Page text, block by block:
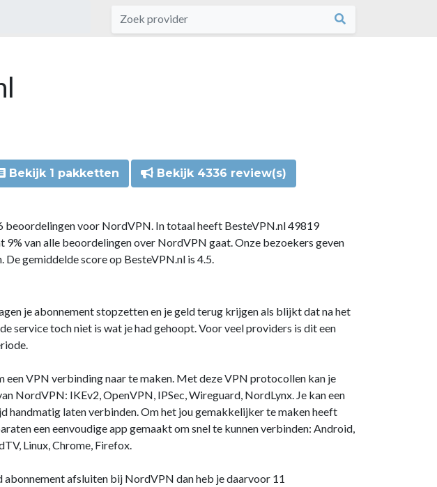
Bekijk 1 pakketten Bekijk 4336 review(s)
beoordelingen voor NordVPN. In totaal heeft BesteVPN.nl 49819
van alle beoordelingen over NordVPN gaat. Onze bezoekers geven
gemiddelde score op BesteVPN.nl is 4.5.
je abonnement stopzetten en je geld terug krijgen als blijkt dat na het
service toch niet is wat je had gehoopt. Voor veel providers is dit een
VPN verbinding naar te maken. Met deze VPN protocollen kan je
NordVPN: IKEv2, OpenVPN, IPSec, Wireguard, NordLynx. Je kan een
handmatig laten verbinden. Om het jou gemakkelijker te maken heeft
een eenvoudige app gemaakt om snel te kunnen verbinden: Android,
Linux, Chrome, Firefox.
afsluiten bij NordVPN dan heb je daarvoor 11